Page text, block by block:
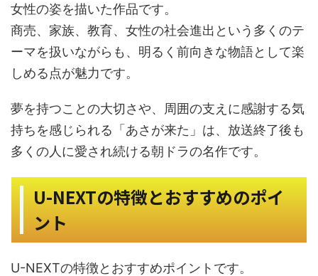
女性の姿を描いた作品です。
商売、家族、教育、女性の社会進出という多くのテ
ーマを扱いながらも、明るく前向きな物語として楽
しめる点が魅力です。
夢を持つことの大切さや、周囲の支えに感謝する気
持ちを感じられる「あさが来た」は、放送終了後も
多くの人に愛され続ける朝ドラの名作です。
U-NEXTの特徴とおすすめのポイ
ント
U-NEXTの特徴とおすすめポイントです。